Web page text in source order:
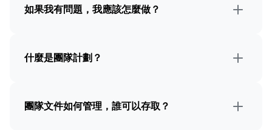
如果我有問題，我應該怎麼做？
什麼是團隊計劃？
團隊文件如何管理，誰可以存取？